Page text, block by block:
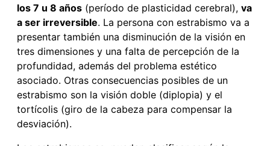
los 7 u 8 años (período de plasticidad cerebral), va
a ser irreversible. La persona con estrabismo va a
presentar también una disminución de la visión en
tres dimensiones y una falta de percepción de la
profundidad, además del problema estético
asociado. Otras consecuencias posibles de un
estrabismo son la visión doble (diplopia) y el
tortícolis (giro de la cabeza para compensar la
desviación).